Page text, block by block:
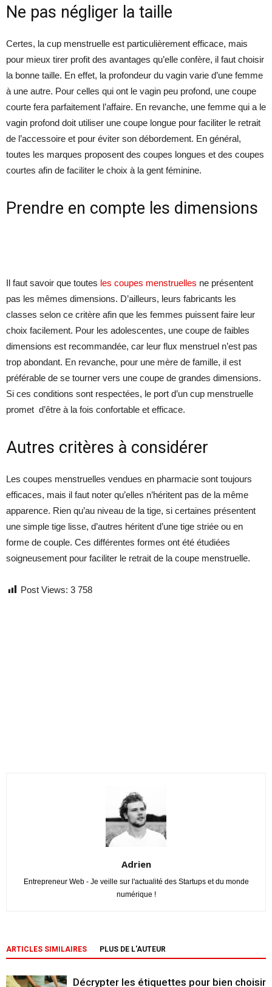
Ne pas négliger la taille
Certes, la cup menstruelle est particulièrement efficace, mais
pour mieux tirer profit des avantages qu’elle confère, il faut choisir
la bonne taille. En effet, la profondeur du vagin varie d’une femme
à une autre. Pour celles qui ont le vagin peu profond, une coupe
courte fera parfaitement l’affaire. En revanche, une femme qui a le
vagin profond doit utiliser une coupe longue pour faciliter le retrait
de l’accessoire et pour éviter son débordement. En général,
toutes les marques proposent des coupes longues et des coupes
courtes afin de faciliter le choix à la gent féminine.
Prendre en compte les dimensions
Il faut savoir que toutes les coupes menstruelles ne présentent
pas les mêmes dimensions. D’ailleurs, leurs fabricants les
classes selon ce critère afin que les femmes puissent faire leur
choix facilement. Pour les adolescentes, une coupe de faibles
dimensions est recommandée, car leur flux menstruel n’est pas
trop abondant. En revanche, pour une mère de famille, il est
préférable de se tourner vers une coupe de grandes dimensions.
Si ces conditions sont respectées, le port d’un cup menstruelle
promet d’être à la fois confortable et efficace.
Autres critères à considérer
Les coupes menstruelles vendues en pharmacie sont toujours
efficaces, mais il faut noter qu’elles n’héritent pas de la même
apparence. Rien qu’au niveau de la tige, si certaines présentent
une simple tige lisse, d’autres héritent d’une tige striée ou en
forme de couple. Ces différentes formes ont été étudiées
soigneusement pour faciliter le retrait de la coupe menstruelle.
Post Views: 3 758
Adrien
Entrepreneur Web - Je veille sur l'actualité des Startups et du monde
numérique !
ARTICLES SIMILAIRES PLUS DE L'AUTEUR
Décrypter les étiquettes pour bien choisir